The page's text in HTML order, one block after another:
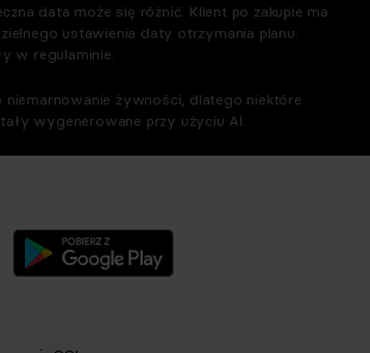
data może się różnić. Klient po zakupie ma
ustawienia daty otrzymania planu.
w regulaminie.
niemarnowanie żywności, dlatego niektóre
wygenerowane przy użyciu AI.